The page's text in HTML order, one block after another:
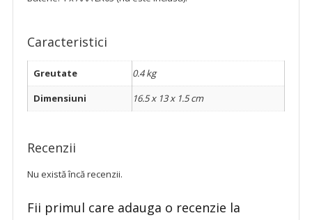
Caracteristici
Greutate
0.4 kg
Dimensiuni
16.5 x 13 x 1.5 cm
Recenzii
Nu există încă recenzii.
Fii primul care adauga o recenzie la